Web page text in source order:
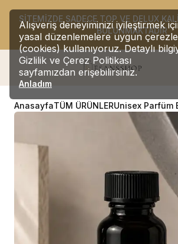
Alışveriş deneyiminizi iyileştirmek
yasal düzenlemelere uygun
(cookies) kullanıyoruz. Detaylı
Gizlilik ve Çerez Politikası
sayfamızdan erişebilirsiniz.
Anladım
SİTEMİZDE SADECE TOP VE DELUX
BULUNMAKTADIR
AnasayfaTÜM ÜRÜNLERUnisex Parfüm